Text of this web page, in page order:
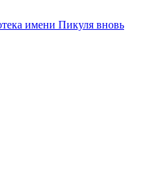
имени Пикуля вновь